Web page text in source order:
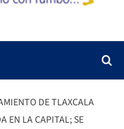
DE TLAXCALA
EN LA CAPITAL; SE